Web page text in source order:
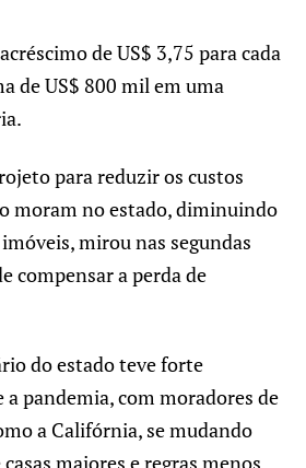
de US$ 3,75 para cada
de US$ 800 mil em uma
para reduzir os custos
moram no estado, diminuindo
mirou nas segundas
compensar a perda de
do estado teve forte
pandemia, com moradores de
a Califórnia, se mudando